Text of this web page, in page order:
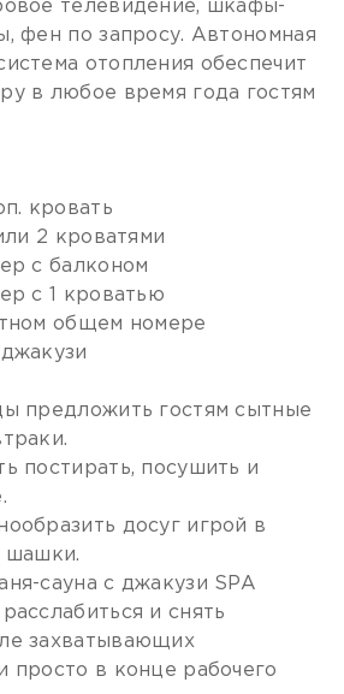
телевидение, шкафы-
фен по запросу. Автономная
отопления обеспечит
в любое время года гостям
кровать
2 кроватями
с балконом
с 1 кроватью
общем номере
предложить гостям сытные
постирать, посушить и
досуг игрой в
шашки.
сауна с джакузи SPA
и снять
захватывающих
просто в конце рабочего